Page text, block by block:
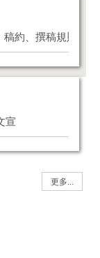
約、撰稿規則與
宣
更多...